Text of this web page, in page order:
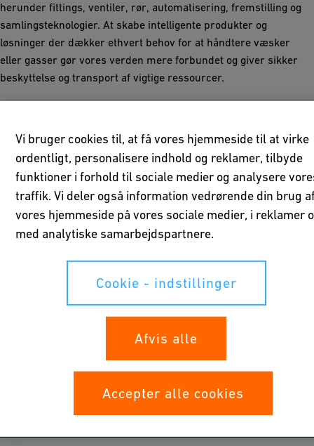
herunder fittings, ventiler, rør, automatisering, fremstilling og
samlingsteknologier. At skabe intelligente produkter og
løsninger der dækker ethvert behov for at håndtere væsker
eller gasser gør vores verden mere forbundet og giver sikker
beskyttelse og transport af vigtige ressourcer.
Forbindelser for livet
Undgå vandtab
Energieffektivitet
Vandkvalitet
Driftssikkerhed
Vi bruger cookies til, at få vores hjemmeside til at virke
ordentligt, personalisere indhold og reklamer, tilbyde
funktioner i forhold til sociale medier og analysere
traffik. Vi deler også information vedrørende din brug
vores hjemmeside på vores sociale medier, i reklamer
med analytiske samarbejdspartnere.
Cookie - indstillinger
Afvis alle
Accepter alle cookies